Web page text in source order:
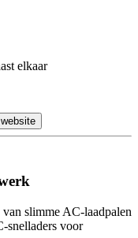
elkaar
slimme AC-laadpalen
snelladers voor